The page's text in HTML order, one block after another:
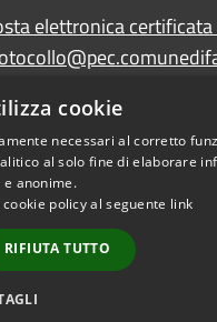
elettronica certificata
trasparente
Pretorio
di accessibilità
Copyright © 2026 •
cookie
necessari al corretto
al solo fine di elaborare
anonime.
policy al seguente link
RIFIUTA TUTTO